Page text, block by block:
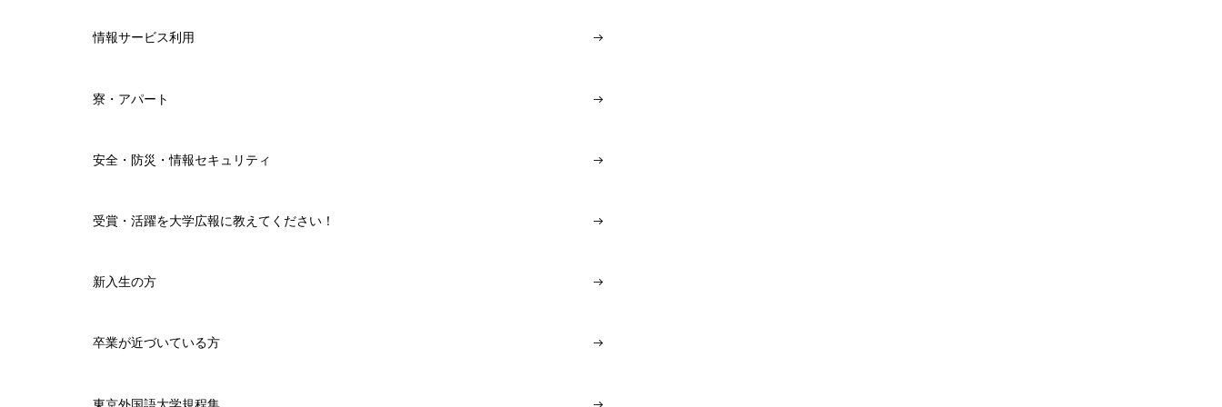
情報サービス利用
寮・アパート
安全・防災・情報セキュリティ
受賞・活躍を大学広報に教えてください！
新入生の方
卒業が近づいている方
東京外国語大学規程集